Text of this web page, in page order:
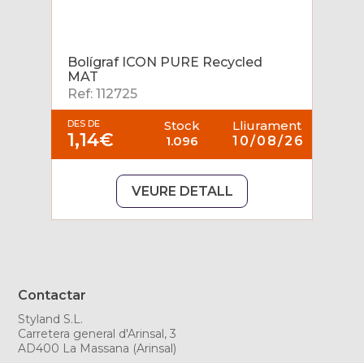
Bolígraf ICON PURE Recycled
MAT
Ref: 112725
DES DE
1,14€
Stock
1.096
Lliurament
10/08/26
VEURE DETALL
Contactar
Styland S.L.
Carretera general d'Arinsal, 3
AD400 La Massana (Arinsal)